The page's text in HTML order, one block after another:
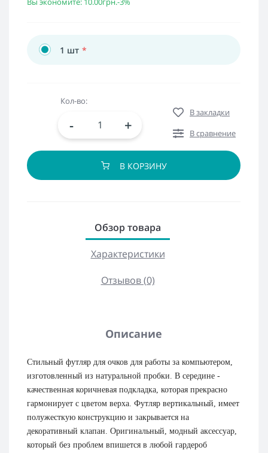
1 шт *
Кол-во:
- +
В закладки
В сравнение
В КОРЗИНУ
Обзор товара
Характеристики
Отзывов (0)
Описание
Стильный футляр для очков для работы за компьютером,
изготовленный из натуральной пробки. В середине -
качественная коричневая подкладка, которая прекрасно
гармонирует с цветом верха. Футляр вертикальный, имеет
полужесткую конструкцию и закрывается на
декоративный клапан. Оригинальный, модный аксессуар,
который без проблем впишется в любой гардероб